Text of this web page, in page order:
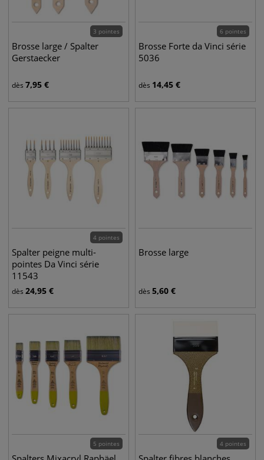
3 pointes
Brosse large / Spalter
Gerstaecker
dès 7,95 €
6 pointes
Brosse Forte da Vinci série
5036
dès 14,45 €
4 pointes
Spalter peigne multi-
pointes Da Vinci série
11543
dès 24,95 €
Brosse large
dès 5,60 €
5 pointes 4 pointes